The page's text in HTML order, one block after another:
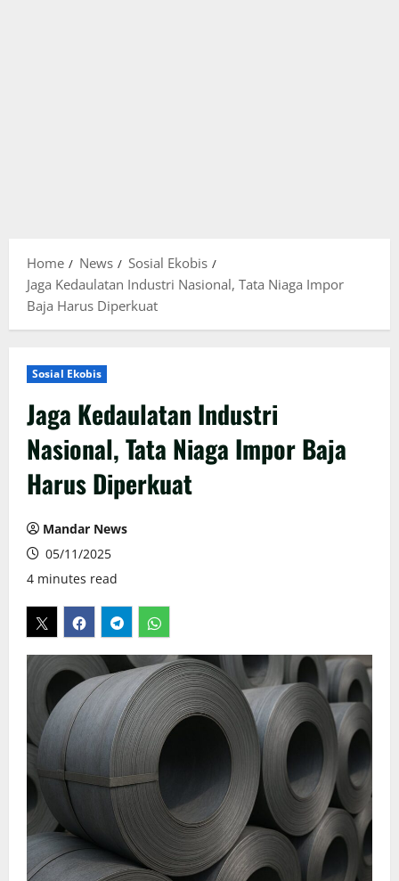
Home News
Sosial Ekobis
Jaga Kedaulatan Industri Nasional, Tata Niaga Impor
Baja Harus Diperkuat
Sosial Ekobis
Jaga Kedaulatan Industri
Nasional, Tata Niaga Impor Baja
Harus Diperkuat
Mandar News
05/11/2025
4 minutes read